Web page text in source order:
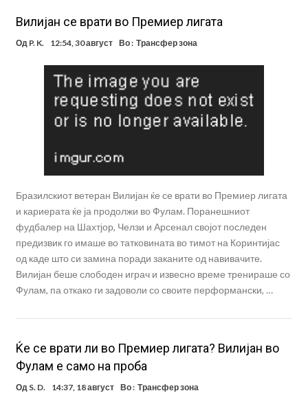
Вилијан се врати во Премиер лигата
Од P. K. 12:54, 30 август Во : Трансфер зона
Бразилскиот ветеран Вилијан ќе се врати во Премиер лигата
и кариерата ќе ја продолжи во Фулам. Поранешниот
фудбалер на Шахтјор, Челзи и Арсенал својот последен
предизвик го имаше во татковината во тимот на Коринтијас
од каде што си замина поради заканите од навивачите.
Вилијан беше слободен играч и извесно време тренираше со
Фулам, па откако ги задоволи со своите перформански, …
Ќе се врати ли во Премиер лигата? Вилијан во
Фулам е само на проба
Од S. D. 14:37, 18 август Во : Трансфер зона